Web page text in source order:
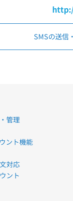
SMSの送信
管理
ント機能
対応
ント